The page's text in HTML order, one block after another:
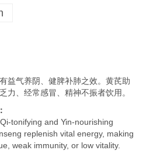
益气养阴、健脾补肺之效。黄芪助
力、经常感冒、精神不振者饮用。
tonifying and Yin-nourishing
replenish vital energy, making
weak immunity, or low vitality.